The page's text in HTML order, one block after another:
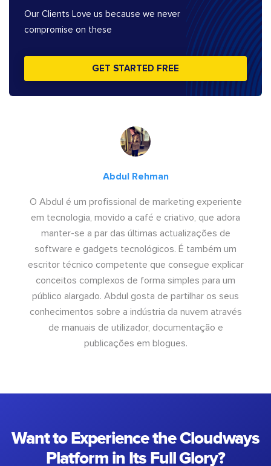
Our Clients Love us because we never
compromise on these
GET STARTED FREE
Abdul Rehman
O Abdul é um profissional de marketing experiente
em tecnologia, movido a café e criativo, que adora
manter-se a par das últimas actualizações de
software e gadgets tecnológicos. É também um
escritor técnico competente que consegue explicar
conceitos complexos de forma simples para um
público alargado. Abdul gosta de partilhar os seus
conhecimentos sobre a indústria da nuvem através
de manuais de utilizador, documentação e
publicações em blogues.
Want to Experience the Cloudways
Platform in Its Full Glory?